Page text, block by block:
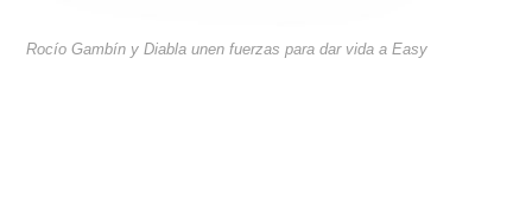
Rocío Gambín y Diabla unen fuerzas para dar vida a Easy